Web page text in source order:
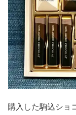
購入した駒込ショ